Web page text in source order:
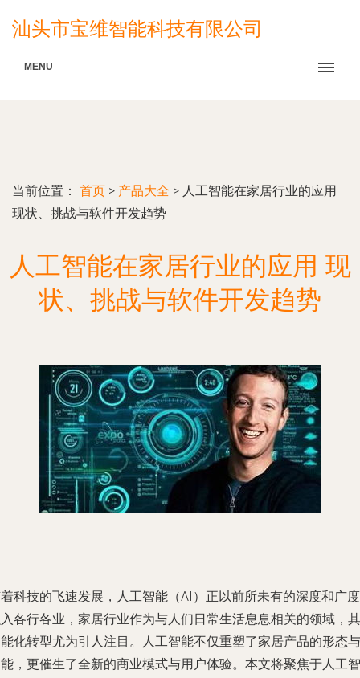
汕头市宝维智能科技有限公司
MENU
当前位置： 首页 > 产品大全 > 人工智能在家居行业的应用
现状、挑战与软件开发趋势
人工智能在家居行业的应用 现
状、挑战与软件开发趋势
科技的飞速发展，人工智能（AI）正以前所未有的深度和广度
各行各业，家居行业作为与人们日常生活息息相关的领域，其
化转型尤为引人注目。人工智能不仅重塑了家居产品的形态与
，更催生了全新的商业模式与用户体验。本文将聚焦于人工智